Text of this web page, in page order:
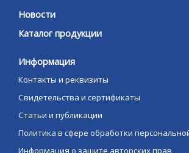
Новости
Каталог продукции
Информация
Контакты и реквизиты
Свидетельства и сертификаты
Статьи и публикации
Политика в сфере обработки
Информация о защите авторских прав